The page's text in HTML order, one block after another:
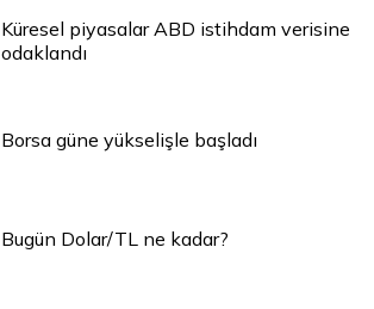
Küresel piyasalar ABD istihdam verisine
odaklandı
Borsa güne yükselişle başladı
Bugün Dolar/TL ne kadar?